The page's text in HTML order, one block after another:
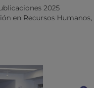
2025
en Recursos Humanos,